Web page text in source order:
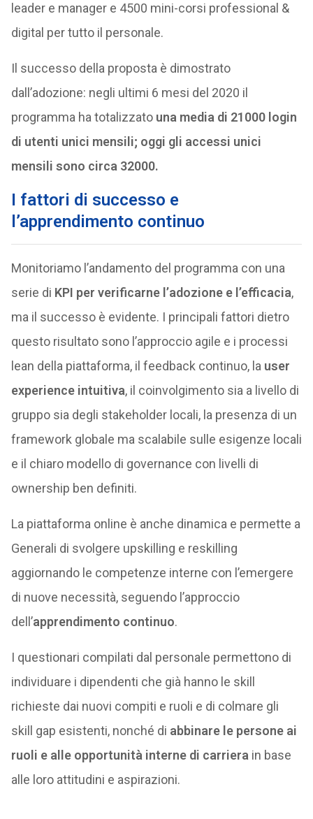
leader e manager e 4500 mini-corsi professional &
digital per tutto il personale.
Il successo della proposta è dimostrato
dall’adozione: negli ultimi 6 mesi del 2020 il
programma ha totalizzato una media di 21000 login
di utenti unici mensili; oggi gli accessi unici
mensili sono circa 32000.
I fattori di successo e
l’apprendimento continuo
Monitoriamo l’andamento del programma con una
serie di KPI per verificarne l’adozione e l’efficacia,
ma il successo è evidente. I principali fattori dietro
questo risultato sono l’approccio agile e i processi
lean della piattaforma, il feedback continuo, la user
experience intuitiva, il coinvolgimento sia a livello di
gruppo sia degli stakeholder locali, la presenza di un
framework globale ma scalabile sulle esigenze locali
e il chiaro modello di governance con livelli di
ownership ben definiti.
La piattaforma online è anche dinamica e permette a
Generali di svolgere upskilling e reskilling
aggiornando le competenze interne con l’emergere
di nuove necessità, seguendo l’approccio
dell’apprendimento continuo.
I questionari compilati dal personale permettono di
individuare i dipendenti che già hanno le skill
richieste dai nuovi compiti e ruoli e di colmare gli
skill gap esistenti, nonché di abbinare le persone ai
ruoli e alle opportunità interne di carriera in base
alle loro attitudini e aspirazioni.